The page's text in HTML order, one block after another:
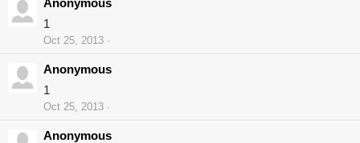
Anonymous
1
Oct 25, 2013
Anonymous
1
Oct 25, 2013
Anonymous